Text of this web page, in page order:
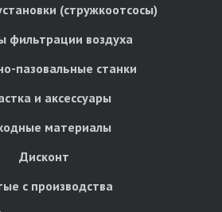
(стружкоотсосы)
фильтрации воздуха
пазовальные станки
и аксессуары
материалы
Дисконт
с производства